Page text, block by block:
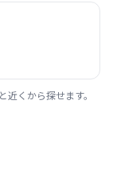
くから探せます。